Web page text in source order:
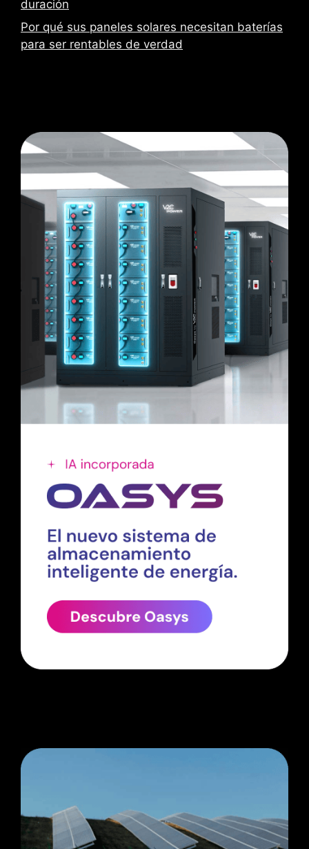
duración
Por qué sus paneles solares necesitan baterías
para ser rentables de verdad